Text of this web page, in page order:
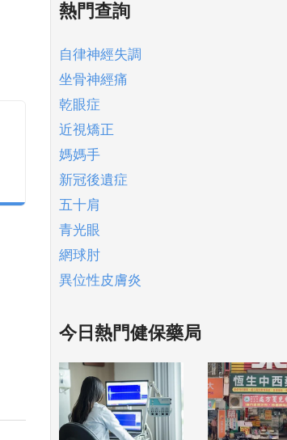
熱門查詢
自律神經失調
坐骨神經痛
乾眼症
近視矯正
媽媽手
新冠後遺症
五十肩
青光眼
網球肘
異位性皮膚炎
今日熱門健保藥局